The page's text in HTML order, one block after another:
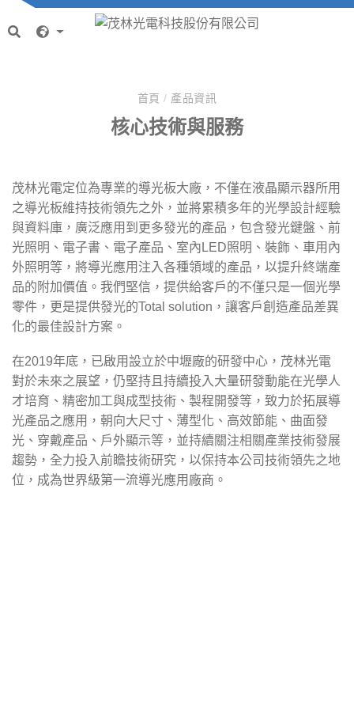
首頁/ 產品資訊
核心技術與服務
茂林光電定位為專業的導光板大廠，不僅在液晶顯示器所用
之導光板維持技術領先之外，並將累積多年的光學設計經驗
與資料庫，廣泛應用到更多發光的產品，包含發光鍵盤、前
光照明、電子書、電子產品、室內LED照明、裝飾、車用內
外照明等，將導光應用注入各種領域的產品，以提升終端產
品的附加價值。我們堅信，提供給客戶的不僅只是一個光學
零件，更是提供發光的Total solution，讓客戶創造產品差異
化的最佳設計方案。
在2019年底，已啟用設立於中壢廠的研發中心，茂林光電
對於未來之展望，仍堅持且持續投入大量研發動能在光學人
才培育、精密加工與成型技術、製程開發等，致力於拓展導
光產品之應用，朝向大尺寸、薄型化、高效節能、曲面發
光、穿戴產品、戶外顯示等，並持續關注相關產業技術發展
趨勢，全力投入前瞻技術研究，以保持本公司技術領先之地
位，成為世界級第一流導光應用廠商。